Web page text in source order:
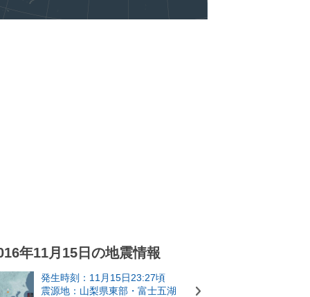
年11月15日の地震情報
発生時刻：11月15日23:27頃
震源地：山梨県東部・富士五湖